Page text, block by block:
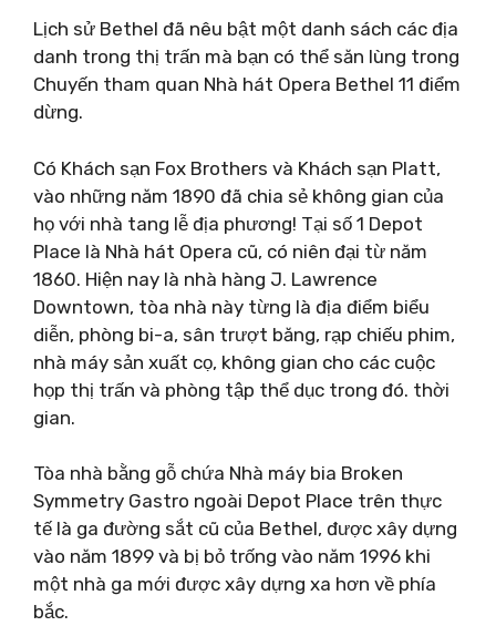
Lịch sử Bethel đã nêu bật một danh sách các địa
danh trong thị trấn mà bạn có thể săn lùng trong
Chuyến tham quan Nhà hát Opera Bethel 11 điểm
dừng.
Có Khách sạn Fox Brothers và Khách sạn Platt,
vào những năm 1890 đã chia sẻ không gian của
họ với nhà tang lễ địa phương! Tại số 1 Depot
Place là Nhà hát Opera cũ, có niên đại từ năm
1860. Hiện nay là nhà hàng J. Lawrence
Downtown, tòa nhà này từng là địa điểm biểu
diễn, phòng bi-a, sân trượt băng, rạp chiếu phim,
nhà máy sản xuất cọ, không gian cho các cuộc
họp thị trấn và phòng tập thể dục trong đó. thời
gian.
Tòa nhà bằng gỗ chứa Nhà máy bia Broken
Symmetry Gastro ngoài Depot Place trên thực
tế là ga đường sắt cũ của Bethel, được xây dựng
vào năm 1899 và bị bỏ trống vào năm 1996 khi
một nhà ga mới được xây dựng xa hơn về phía
bắc.